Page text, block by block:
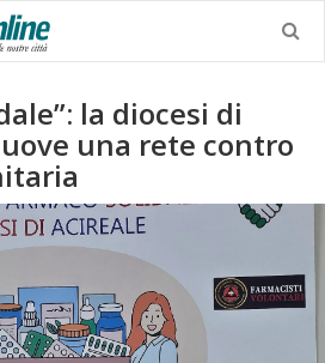
la diocesi di
una rete contro